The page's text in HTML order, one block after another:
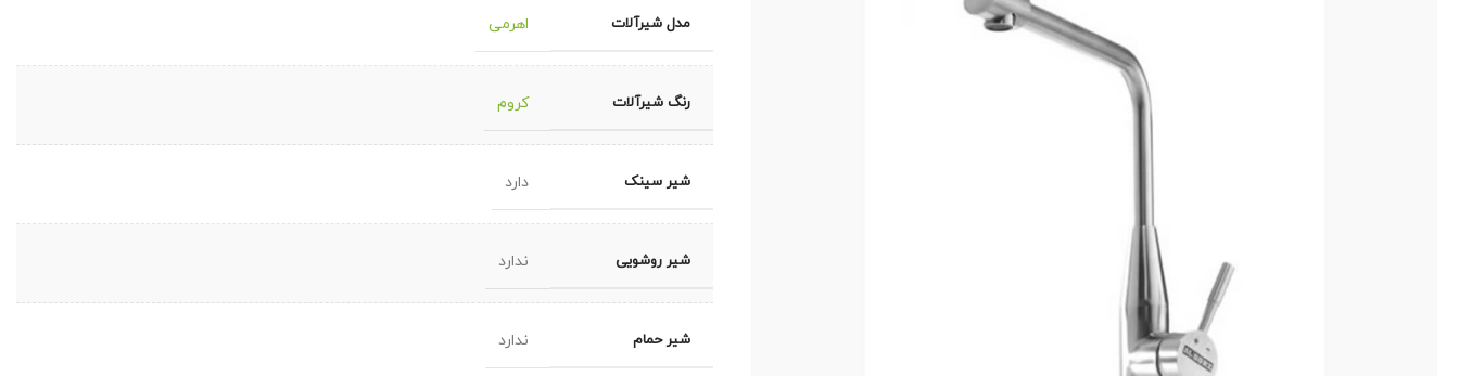
مدل شیرآلات اهرمی
رنگ شیرآلات کروم
شیر سینک دارد
شیر روشویی ندارد
شیر حمام ندارد